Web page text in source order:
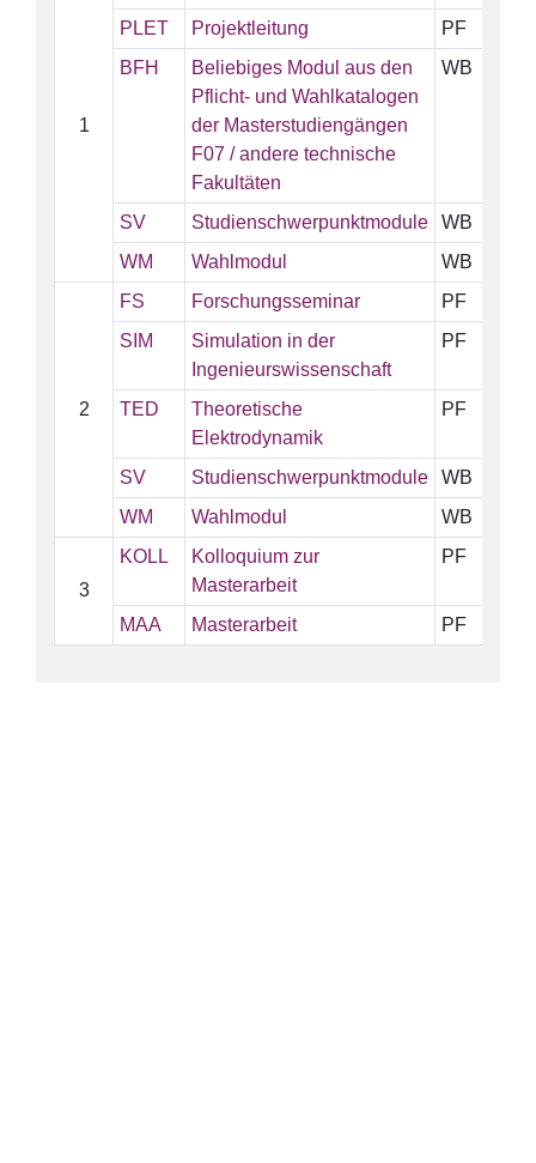
1
PLET Projektleitung PF
BFH
Beliebiges Modul aus den
Pflicht- und Wahlkatalogen
der Masterstudiengängen
F07 / andere technische
Fakultäten
WB
SV Studienschwerpunktmodule WB
WM
Wahlmodul WB
2
FS Forschungsseminar PF
SIM
Simulation in der
Ingenieurswissenschaft
PF
TED
Theoretische
Elektrodynamik
PF
SV Studienschwerpunktmodule WB
WM
Wahlmodul WB
3
KOLL
Kolloquium zur
Masterarbeit
PF
MAA Masterarbeit PF